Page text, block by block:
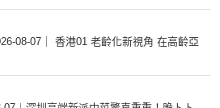
08-07｜ 香港01 老齡化新視角 在高齡亞